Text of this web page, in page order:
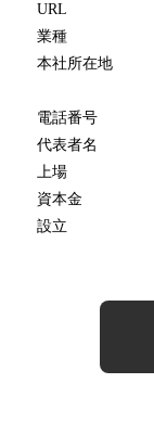
URL
業種
本社所在地
電話番号
代表者名
上場
資本金
設立